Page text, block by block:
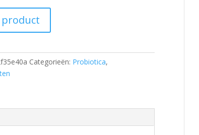
product
Categorieën: Probiotica,